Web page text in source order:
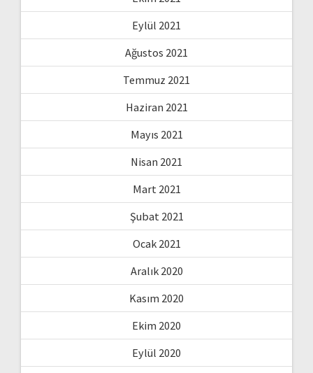
Eylül 2021
Ağustos 2021
Temmuz 2021
Haziran 2021
Mayıs 2021
Nisan 2021
Mart 2021
Şubat 2021
Ocak 2021
Aralık 2020
Kasım 2020
Ekim 2020
Eylül 2020